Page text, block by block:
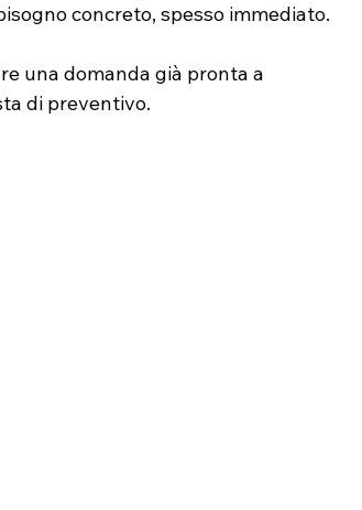
concreto, spesso immediato.
una domanda già pronta a
di preventivo.